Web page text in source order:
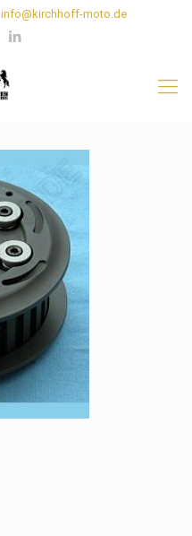
info@kirchhoff-moto.de